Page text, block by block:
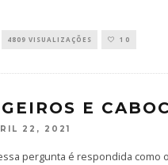
4809 VISUALIZAÇÕES 10
E
22, 2021
pergunta é respondida como